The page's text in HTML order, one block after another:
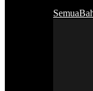
Semua